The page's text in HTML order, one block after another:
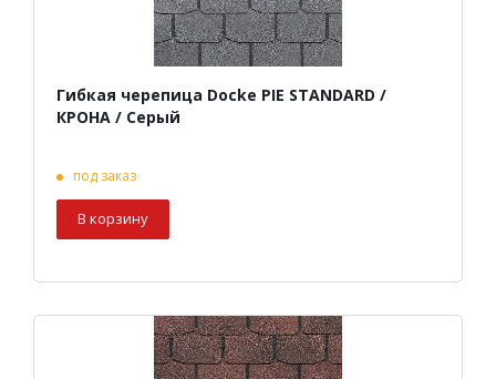
Гибкая черепица Docke PIE STANDARD /
КРОНА / Серый
под заказ
В корзину